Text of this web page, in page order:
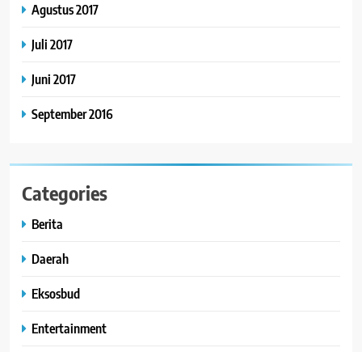
Agustus 2017
Juli 2017
Juni 2017
September 2016
Categories
Berita
Daerah
Eksosbud
Entertainment